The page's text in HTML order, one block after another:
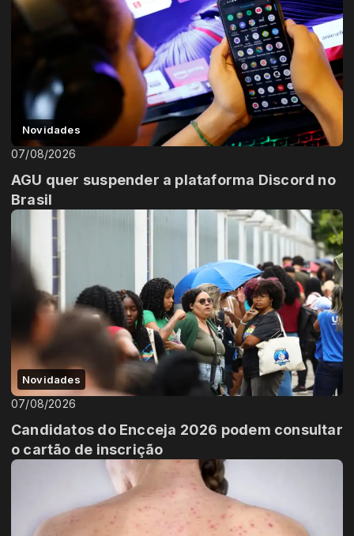
Novidades
07/08/2026
AGU quer suspender a plataforma Discord no
Brasil
Novidades
07/08/2026
Candidatos do Encceja 2026 podem consultar
o cartão de inscrição